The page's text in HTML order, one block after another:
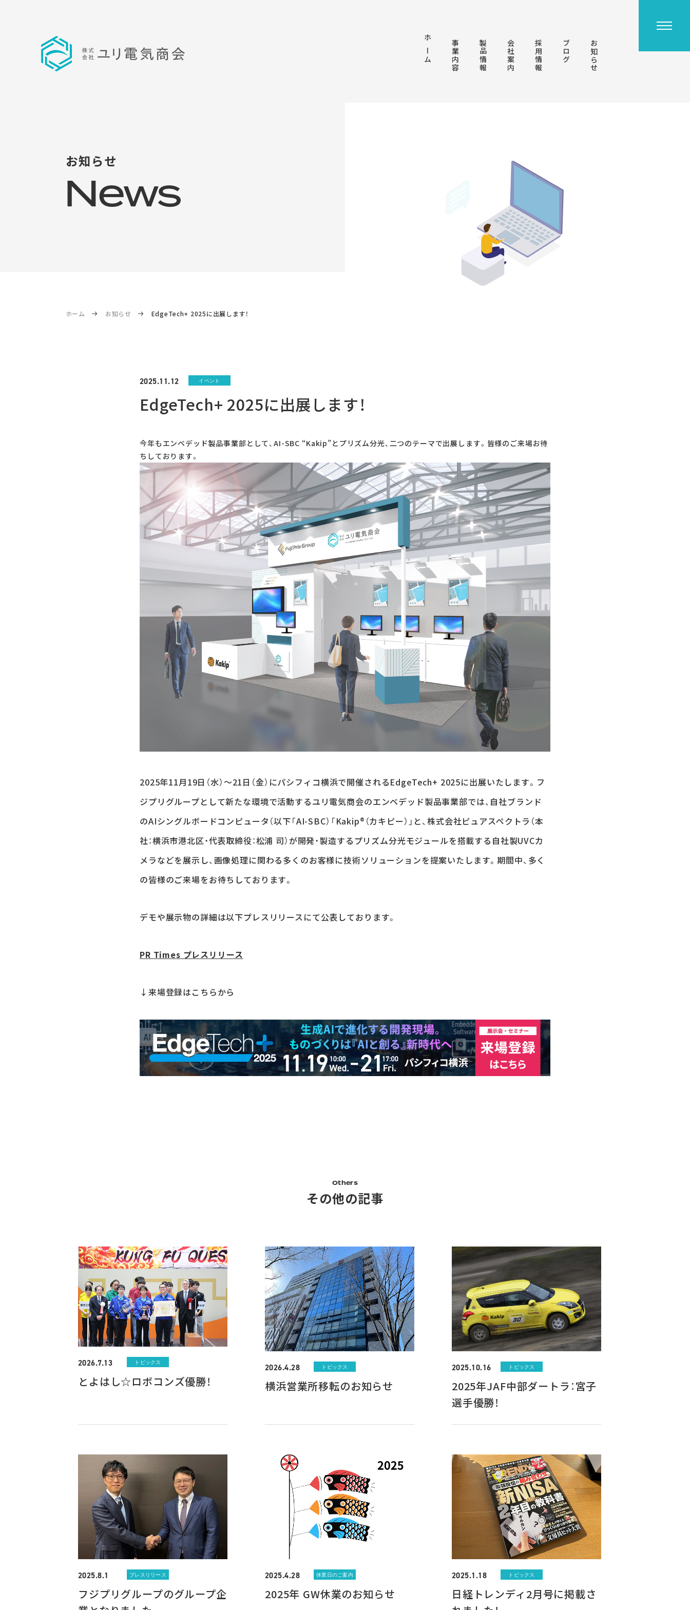
ホーム 事業内容 製品情報 会社案内 採用情報 ブログ お知らせ
お知らせ
News
ホーム お知らせ EdgeTech+ 2025に出展します！
2025.11.12 イベント
EdgeTech+ 2025に出展します！
今年もエンベデッド製品事業部として、AI-SBC “Kakip”とプリズム分光、二つのテーマで出展します。皆様のご来場お待
ちしております。
2025年11月19日（水）〜21日（金）にパシフィコ横浜で開催されるEdgeTech+ 2025に出展いたします。フ
ジプリグループとして新たな環境で活動するユリ電気商会のエンベデッド製品事業部では、自社ブランド
のAIシングルボードコンピュータ（以下「AI-SBC）「Kakip®（カキピー）」と、株式会社ピュアスペクトラ（本
社：横浜市港北区・代表取締役：松浦 司）が開発・製造するプリズム分光モジュールを搭載する自社製UVCカ
メラなどを展示し、画像処理に関わる多くのお客様に技術ソリューションを提案いたします。期間中、多く
の皆様のご来場をお待ちしております。
デモや展示物の詳細は以下プレスリリースにて公表しております。
PR Times プレスリリース
↓来場登録はこちらから
Others
その他の記事
2026.7.13 トピックス
とよはし☆ロボコンズ優勝！
2026.4.28 トピックス
横浜営業所移転のお知らせ
2025.10.16 トピックス
2025年JAF中部ダートラ：宮子
選手優勝！
2025.8.1 プレスリリース
フジプリグループのグループ企
2025.4.28 休業日のご案内
2025年 GW休業のお知らせ
2025.1.18 トピックス
日経トレンディ2月号に掲載さ